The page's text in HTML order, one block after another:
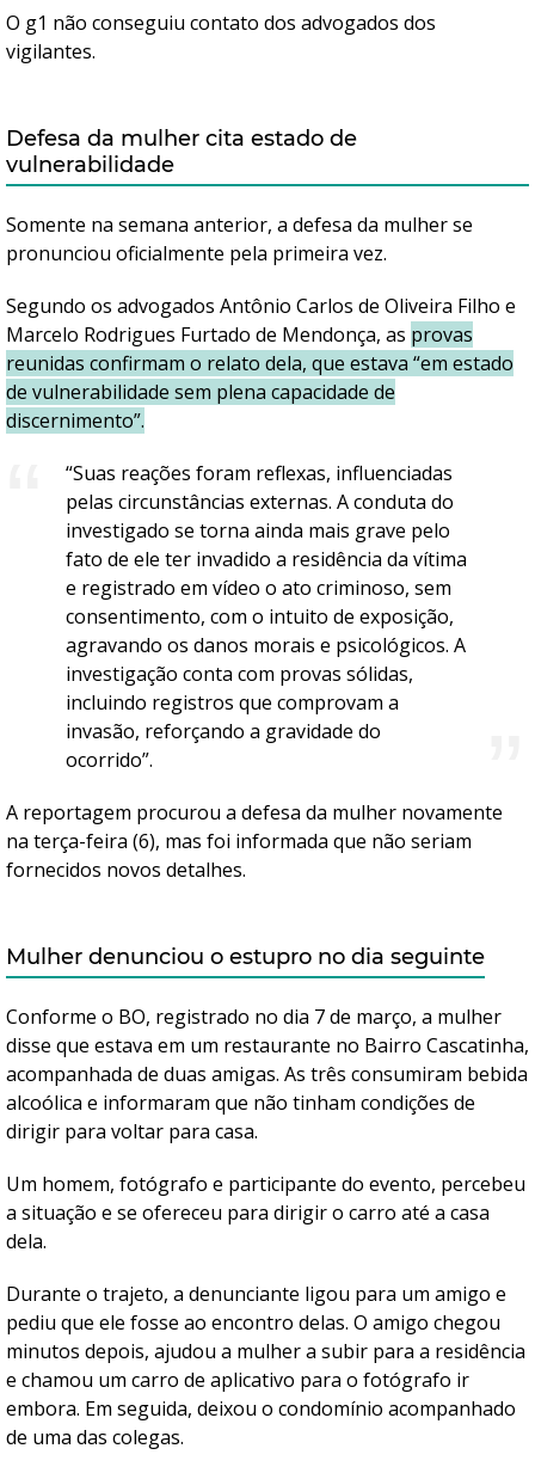
O g1 não conseguiu contato dos advogados dos
vigilantes.
Defesa da mulher cita estado de
vulnerabilidade
Somente na semana anterior, a defesa da mulher se
pronunciou oficialmente pela primeira vez.
Segundo os advogados Antônio Carlos de Oliveira Filho e
Marcelo Rodrigues Furtado de Mendonça, as provas
reunidas confirmam o relato dela, que estava “em estado
de vulnerabilidade sem plena capacidade de
discernimento”.
“Suas reações foram reflexas, influenciadas
pelas circunstâncias externas. A conduta do
investigado se torna ainda mais grave pelo
fato de ele ter invadido a residência da vítima
e registrado em vídeo o ato criminoso, sem
consentimento, com o intuito de exposição,
agravando os danos morais e psicológicos. A
investigação conta com provas sólidas,
incluindo registros que comprovam a
invasão, reforçando a gravidade do
ocorrido”.
A reportagem procurou a defesa da mulher novamente
na terça-feira (6), mas foi informada que não seriam
fornecidos novos detalhes.
Mulher denunciou o estupro no dia seguinte
Conforme o BO, registrado no dia 7 de março, a mulher
disse que estava em um restaurante no Bairro Cascatinha,
acompanhada de duas amigas. As três consumiram bebida
alcoólica e informaram que não tinham condições de
dirigir para voltar para casa.
Um homem, fotógrafo e participante do evento, percebeu
a situação e se ofereceu para dirigir o carro até a casa
dela.
Durante o trajeto, a denunciante ligou para um amigo e
pediu que ele fosse ao encontro delas. O amigo chegou
minutos depois, ajudou a mulher a subir para a residência
e chamou um carro de aplicativo para o fotógrafo ir
embora. Em seguida, deixou o condomínio acompanhado
de uma das colegas.